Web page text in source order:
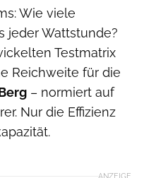
Wie viele
jeder Wattstunde?
Testmatrix
Reichweite für die
– normiert auf
Nur die Effizienz
ANZEIGE